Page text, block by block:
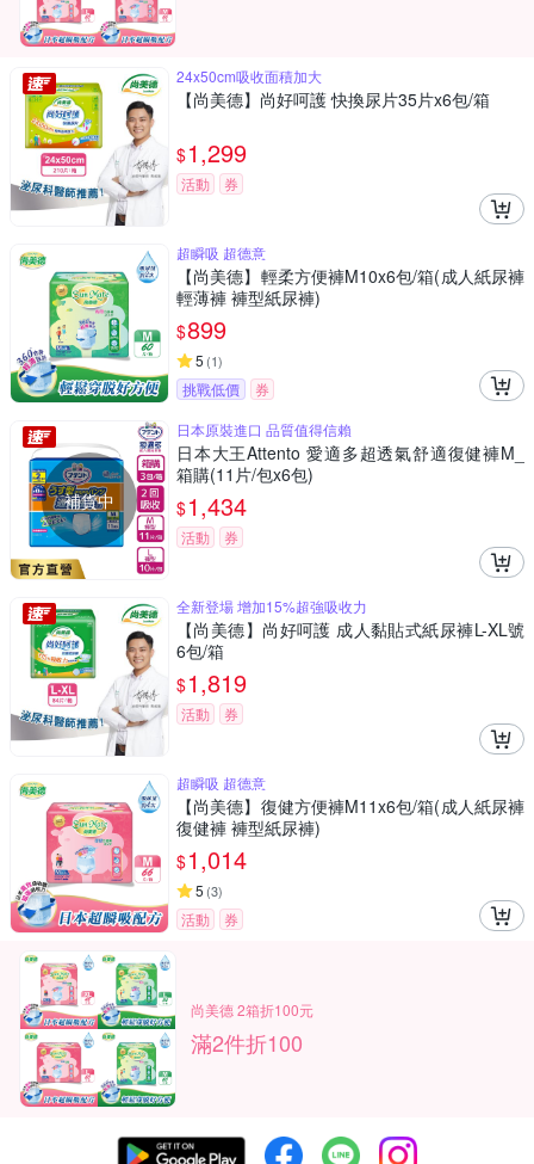
24x50cm吸收面積加大
【尚美德】尚好呵護 快換尿片35片x6包/箱
$1,299
活動 券
超瞬吸 超德意
【尚美德】輕柔方便褲M10x6包/箱(成人紙尿褲
輕薄褲 褲型紙尿褲)
$899
5 (1)
挑戰低價 券
補貨中
日本原裝進口 品質值得信賴
日本大王Attento 愛適多超透氣舒適復健褲M_
箱購(11片/包x6包)
$1,434
活動 券
全新登場 增加15%超強吸收力
【尚美德】尚好呵護 成人黏貼式紙尿褲L-XL號
6包/箱
$1,819
活動 券
超瞬吸 超德意
【尚美德】復健方便褲M11x6包/箱(成人紙尿褲
復健褲 褲型紙尿褲)
$1,014
5 (3)
活動 券
尚美德 2箱折100元
滿2件折100